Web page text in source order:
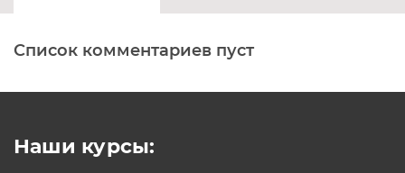
Печатная клавиатура
Список комментариев пуст
Наши курсы: